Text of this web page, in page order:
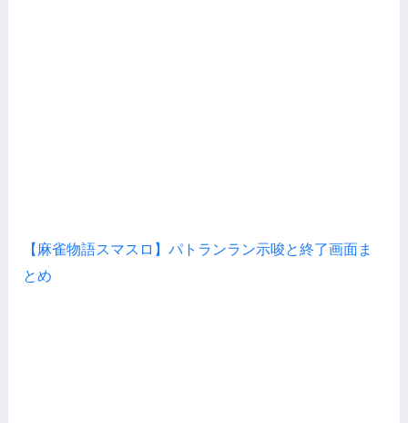
【麻雀物語スマスロ】パトランラン示唆と終了画面ま
とめ